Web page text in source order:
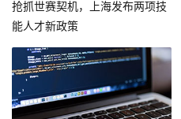
抢抓世赛契机，上海发布两项技
能人才新政策